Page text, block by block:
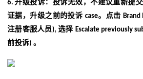
6.升级投诉：投诉无效，不建议重新提交
证据，升级之前的投诉 case。 点击 Brand
注册客服人员 ), 选择 Escalate previously
前投诉) 。